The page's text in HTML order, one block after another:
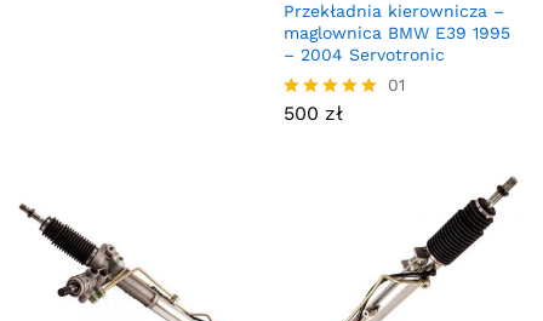
Przekładnia kierownicza –
maglownica BMW E39 1995
– 2004 Servotronic
Oceniono
01
500 zł